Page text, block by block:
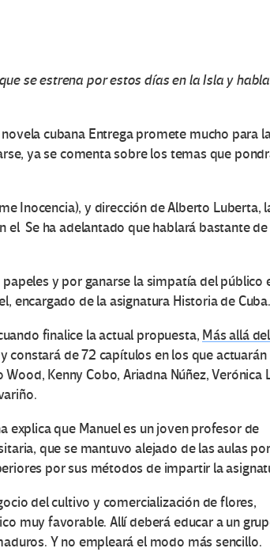
se estrena por estos días en la Isla y habla
cubana Entrega promete mucho para
ya se comenta sobre los temas que
Inocencia), y dirección de Alberto Luberta,
el Se ha adelantado que hablará bastante de
y por ganarse la simpatía del público
encargado de la asignatura Historia de Cuba.
finalice la actual propuesta, Más allá del
constará de 72 capítulos en los que actuarán
Kenny Cobo, Ariadna Núñez, Verónica
explica que Manuel es un joven profesor de
que se mantuvo alejado de las aulas
por sus métodos de impartir la
del cultivo y comercialización de flores,
muy favorable. Allí deberá educar a un
Y no empleará el modo más sencillo.